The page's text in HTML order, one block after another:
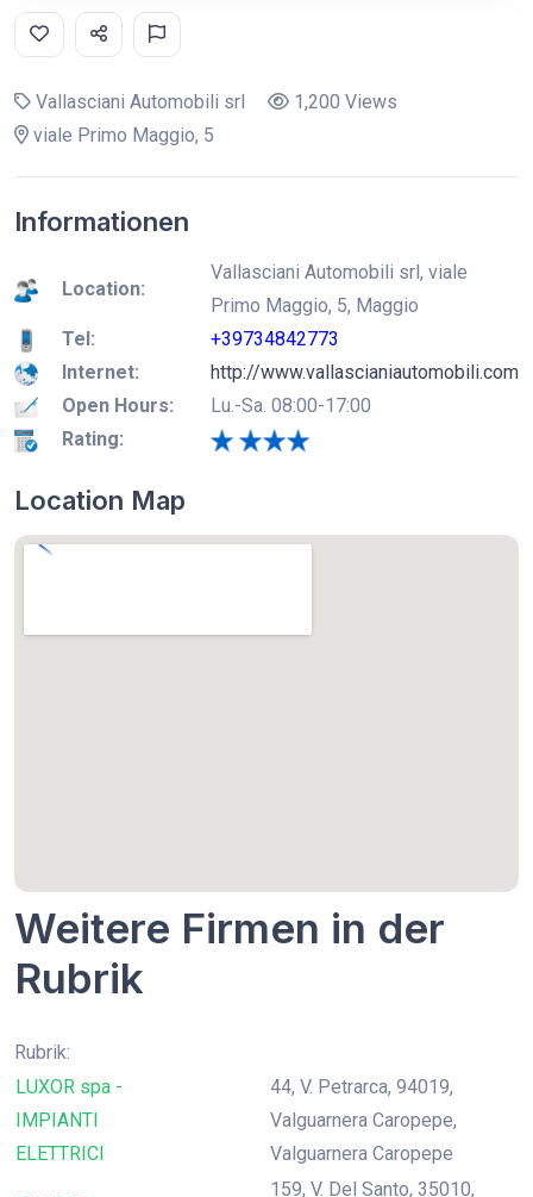
Vallasciani Automobili srl
1,200 Views
viale Primo Maggio, 5
Informationen
Location:
Vallasciani Automobili srl, viale
Primo Maggio, 5, Maggio
Tel:
+39734842773
Internet:
http://www.vallascianiautomobili.com
Open Hours:
Lu.-Sa. 08:00-17:00
Rating:
Location Map
Weitere Firmen in der
Rubrik
Rubrik:
LUXOR spa -
IMPIANTI
ELETTRICI
44, V. Petrarca, 94019,
Valguarnera Caropepe,
Valguarnera Caropepe
159, V. Del Santo, 35010,